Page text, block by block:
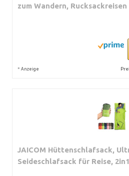
zum Wandern, Rucksackreisen
* Anzeige
JAICOM Hüttenschlafsack,
Seideschlafsack für Reise, 2in1